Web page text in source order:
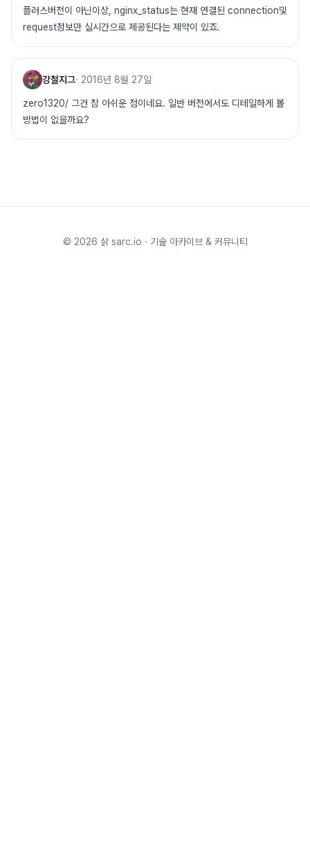
플러스버전이 아닌이상, nginx_status는 현재 연결된 connection및
request정보만 실시간으로 제공된다는 제약이 있죠.
강철지그· 2016년 8월 27일
zero1320/ 그건 참 아쉬운 점이네요. 일반 버전에서도 디테일하게 볼
방법이 없을까요?
© 2026 삵 sarc.io · 기술 아카이브 & 커뮤니티